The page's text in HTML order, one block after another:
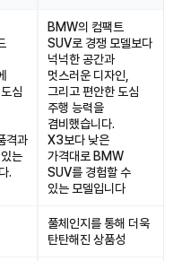
심
격과
는
.
BMW의 컴팩트
SUV로 경쟁 모델보다
넉넉한 공간과
멋스러운 디자인,
그리고 편안한 도심
주행 능력을
겸비했습니다.
X3보다 낮은
가격대로 BMW
SUV를 경험할 수
있는 모델입니다
풀체인지를 통해 더욱
탄탄해진 상품성